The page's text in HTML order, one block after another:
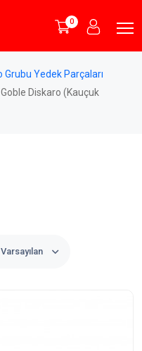
0
Grubu Yedek Parçaları
Diskaro (Kauçuk
Varsayılan